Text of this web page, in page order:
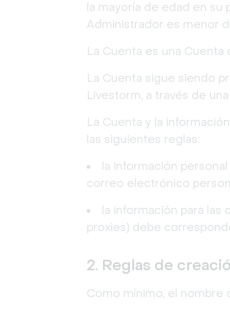
la mayoría de edad en
Administrador es menor
La Cuenta es una
La Cuenta sigue siendo
Livestorm, a través de
La Cuenta y la
las siguientes reglas:
la información
correo electrónico
la información para
proxies) debe
2. Reglas de
Como mínimo, el nombre